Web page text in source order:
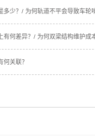
少？/ 为何轨道不平会导致车轮
何差异？/ 为何双梁结构维护成
关联？